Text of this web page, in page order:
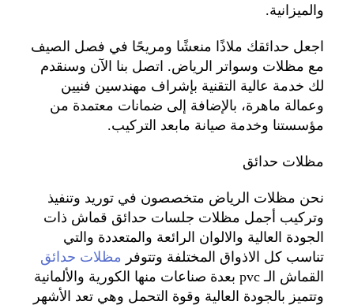
والميزانية.
اجعل حدائقك ملاذًا منعشًا ومريحًا في فصل الصيف
مع مظلات وسواتر الرياض. اتصل بنا الآن وسنقدم
لك خدمة عالية التقنية بإشراف مهندسين فنيين
وعمالة ماهرة، بالإضافة إلى ضمانات معتمدة من
مؤسستنا وخدمة صيانة مابعد التركيب.
مظلات حدائق
نحن مظلات الرياض متخصصون في توريد وتنفيذ
وتركيب أجمل مظلات جلسات حدائق قماش ذات
الجودة العالية والالوان الرائعة والمتعددة والتي
تناسب كل الاذواق المختلفة وتتوفر مظلات حدائق
القماش الـ pvc بعدة صناعات منها الكورية والألمانية
وتتميز بالجودة العالية وقوة التحمل وهي تعد الأشهر